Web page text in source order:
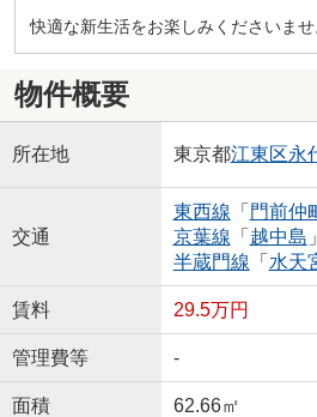
快適な新生活をお楽しみくださいませ
物件概要
所在地 東京都江東区永
交通
東西線 「 門前仲
京葉線 「 越中島
半蔵門線 「 水天
賃料 29.5万円
管理費等 -
面積 62.66㎡